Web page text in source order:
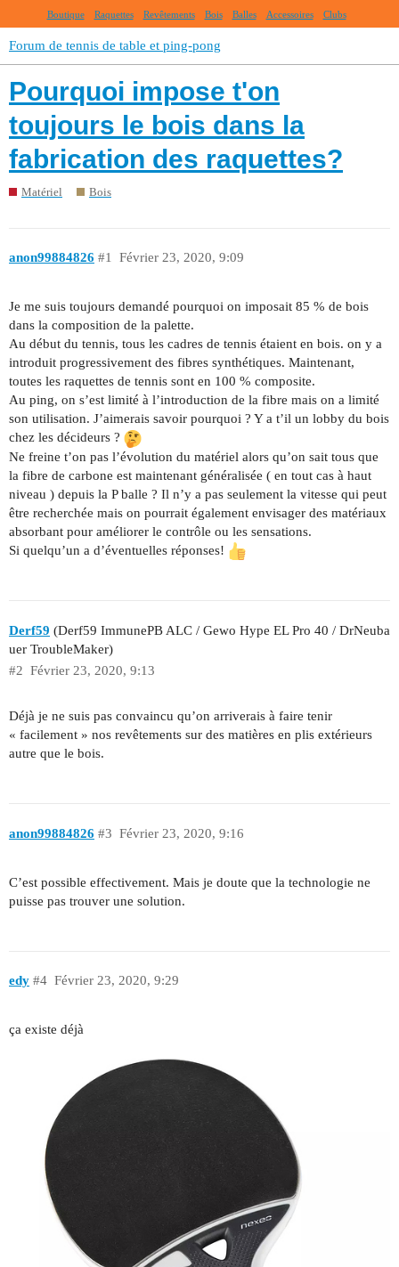
Boutique Raquettes Revêtements Bois Balles Accessoires Clubs
Forum de tennis de table et ping-pong
Pourquoi impose t'on
toujours le bois dans la
fabrication des raquettes?
Matériel Bois
anon99884826 Février 23, 2020, 9:09
#1
Je me suis toujours demandé pourquoi on imposait 85 % de bois
dans la composition de la palette.
Au début du tennis, tous les cadres de tennis étaient en bois. on y a
introduit progressivement des fibres synthétiques. Maintenant,
toutes les raquettes de tennis sont en 100 % composite.
Au ping, on s’est limité à l’introduction de la fibre mais on a limité
son utilisation. J’aimerais savoir pourquoi ? Y a t’il un lobby du bois
chez les décideurs ?
Ne freine t’on pas l’évolution du matériel alors qu’on sait tous que
la fibre de carbone est maintenant généralisée ( en tout cas à haut
niveau ) depuis la P balle ? Il n’y a pas seulement la vitesse qui peut
être recherchée mais on pourrait également envisager des matériaux
absorbant pour améliorer le contrôle ou les sensations.
Si quelqu’un a d’éventuelles réponses!
Derf59 (Derf59 ImmunePB ALC / Gewo Hype EL Pro 40 / DrNeuba
uer TroubleMaker)
Février 23, 2020, 9:13
#2
Déjà je ne suis pas convaincu qu’on arriverais à faire tenir
« facilement » nos revêtements sur des matières en plis extérieurs
autre que le bois.
anon99884826 Février 23, 2020, 9:16
#3
C’est possible effectivement. Mais je doute que la technologie ne
puisse pas trouver une solution.
edy Février 23, 2020, 9:29
#4
ça existe déjà